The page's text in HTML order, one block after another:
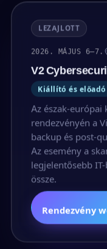
LEZAJLOTT
2026. MÁJUS 6–7.
V2
Kiállító és előadó
Az észak-európai
rendezvényén a
backup és post-
Az esemény a
legjelentősebb
össze.
Rendezvény